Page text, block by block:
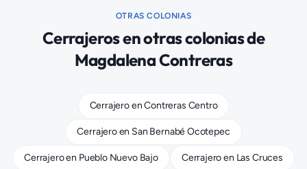
OTRAS COLONIAS
Cerrajerosen otras colonias de
Magdalena Contreras
CerrajeroenContreras Centro
Cerrajeroen San Bernabé Ocotepec
Cerrajeroen Pueblo Nuevo Bajo Cerrajeroen Las Cruces